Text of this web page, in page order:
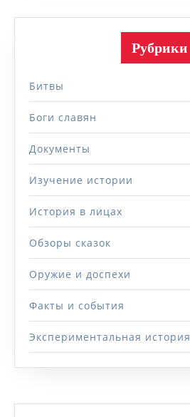
Рубрики
Битвы
Боги славян
Документы
Изучение истории
История в лицах
Обзоры сказок
Оружие и доспехи
Факты и события
Экспериментальная история